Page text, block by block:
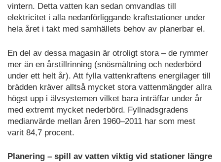
vintern. Detta vatten kan sedan omvandlas till
elektricitet i alla nedanförliggande kraftstationer under
hela året i takt med samhällets behov av planerbar el.
En del av dessa magasin är otroligt stora – de rymmer
mer än en årstillrinning (snösmältning och nederbörd
under ett helt år). Att fylla vattenkraftens energilager till
brädden kräver alltså mycket stora vattenmängder allra
högst upp i älvsystemen vilket bara inträffar under år
med extremt mycket nederbörd. Fyllnadsgradens
medianvärde mellan åren 1960–2011 har som mest
varit 84,7 procent.
Planering – spill av vatten viktig vid stationer längre